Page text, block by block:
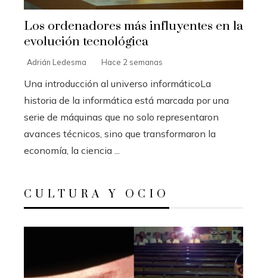
Los ordenadores más influyentes en la
evolución tecnológica
Adrián Ledesma Hace 2 semanas
Una introducción al universo informáticoLa
historia de la informática está marcada por una
serie de máquinas que no solo representaron
avances técnicos, sino que transformaron la
economía, la ciencia ...
CULTURA Y OCIO